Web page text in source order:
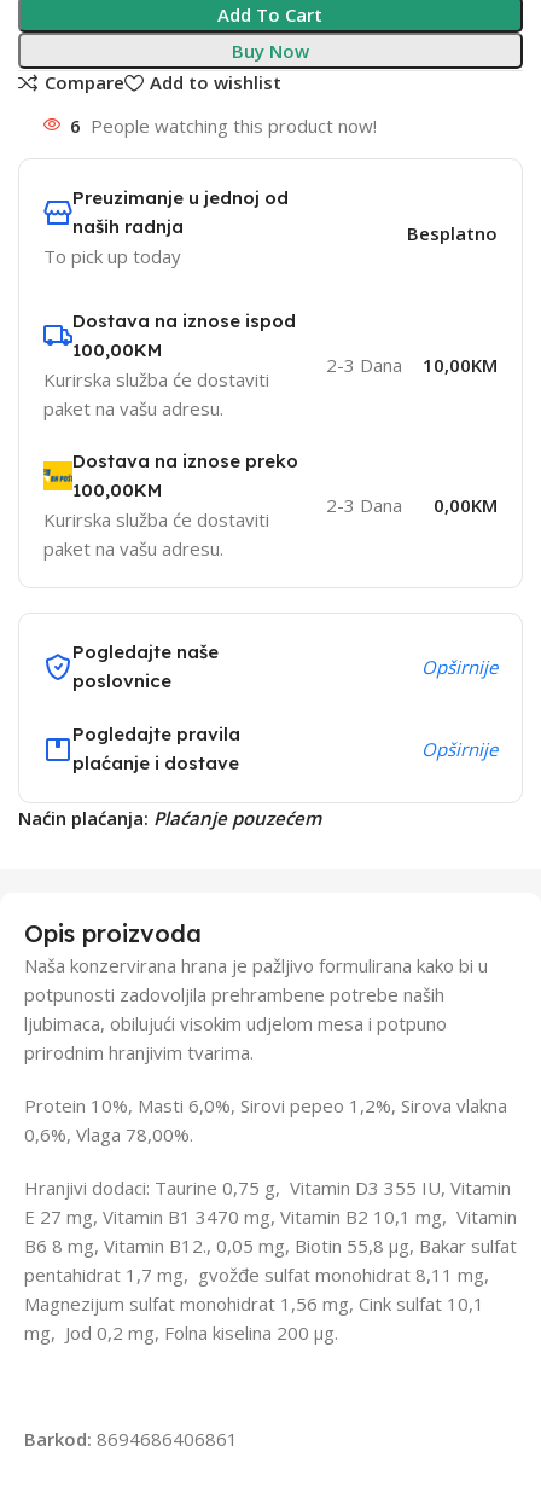
Add To Cart
Buy Now
Compare
Add to wishlist
6 People watching this product now!
Preuzimanje u jednoj od
naših radnja
To pick up today
Besplatno
Dostava na iznose ispod
100,00KM
Kurirska služba će dostaviti
paket na vašu adresu.
2-3 Dana 10,00KM
Dostava na iznose preko
100,00KM
Kurirska služba će dostaviti
paket na vašu adresu.
2-3 Dana 0,00KM
Pogledajte naše
poslovnice
Opširnije
Pogledajte pravila
plaćanje i dostave
Opširnije
Naćin plaćanja: Plaćanje pouzećem
Opis proizvoda
Naša konzervirana hrana je pažljivo formulirana kako bi u
potpunosti zadovoljila prehrambene potrebe naših
ljubimaca, obilujući visokim udjelom mesa i potpuno
prirodnim hranjivim tvarima.
Protein 10%, Masti 6,0%, Sirovi pepeo 1,2%, Sirova vlakna
0,6%, Vlaga 78,00%.
Hranjivi dodaci: Taurine 0,75 g, Vitamin D3 355 IU, Vitamin
E 27 mg, Vitamin B1 3470 mg, Vitamin B2 10,1 mg, Vitamin
B6 8 mg, Vitamin B12., 0,05 mg, Biotin 55,8 μg, Bakar sulfat
pentahidrat 1,7 mg, gvožđe sulfat monohidrat 8,11 mg,
Magnezijum sulfat monohidrat 1,56 mg, Cink sulfat 10,1
mg, Jod 0,2 mg, Folna kiselina 200 μg.
Barkod: 8694686406861